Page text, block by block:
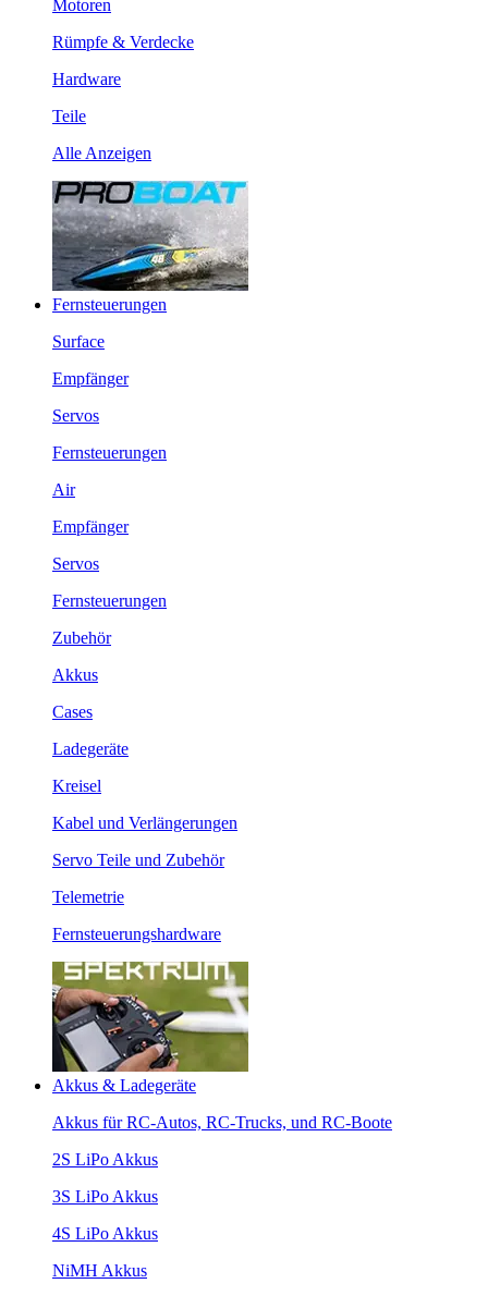
Motoren
Rümpfe & Verdecke
Hardware
Teile
Alle Anzeigen
Fernsteuerungen
Surface
Empfänger
Servos
Fernsteuerungen
Air
Empfänger
Servos
Fernsteuerungen
Zubehör
Akkus
Cases
Ladegeräte
Kreisel
Kabel und Verlängerungen
Servo Teile und Zubehör
Telemetrie
Fernsteuerungshardware
Akkus & Ladegeräte
Akkus für RC-Autos, RC-Trucks, und RC-Boote
2S LiPo Akkus
3S LiPo Akkus
4S LiPo Akkus
NiMH Akkus